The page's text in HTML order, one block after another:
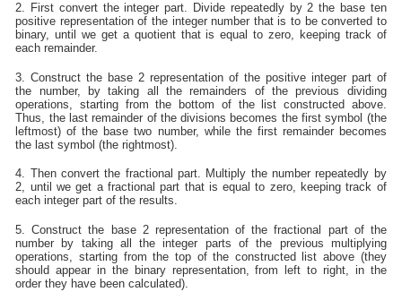
2. First convert the integer part. Divide repeatedly by 2 the base ten
positive representation of the integer number that is to be converted to
binary, until we get a quotient that is equal to zero, keeping track of
each remainder.
3. Construct the base 2 representation of the positive integer part of
the number, by taking all the remainders of the previous dividing
operations, starting from the bottom of the list constructed above.
Thus, the last remainder of the divisions becomes the first symbol (the
leftmost) of the base two number, while the first remainder becomes
the last symbol (the rightmost).
4. Then convert the fractional part. Multiply the number repeatedly by
2, until we get a fractional part that is equal to zero, keeping track of
each integer part of the results.
5. Construct the base 2 representation of the fractional part of the
number by taking all the integer parts of the previous multiplying
operations, starting from the top of the constructed list above (they
should appear in the binary representation, from left to right, in the
order they have been calculated).